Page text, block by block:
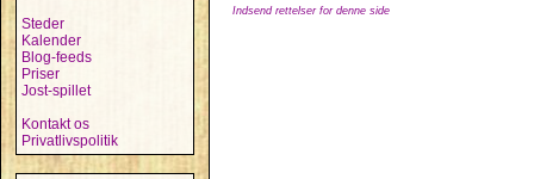
Steder
Kalender
Blog-feeds
Priser
Jost-spillet
Kontakt os
Privatlivspolitik
Indsend rettelser for denne side